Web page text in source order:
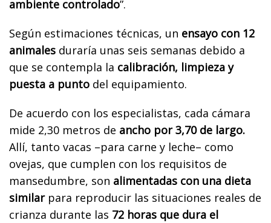
ambiente controlado”.
Según estimaciones técnicas, un ensayo con 12
animales duraría unas seis semanas debido a
que se contempla la calibración, limpieza y
puesta a punto del equipamiento.
De acuerdo con los especialistas, cada cámara
mide 2,30 metros de ancho por 3,70 de largo.
Allí, tanto vacas –para carne y leche– como
ovejas, que cumplen con los requisitos de
mansedumbre, son alimentadas con una dieta
similarpara reproducir las situaciones reales de
crianza durante las 72 horas que dura el